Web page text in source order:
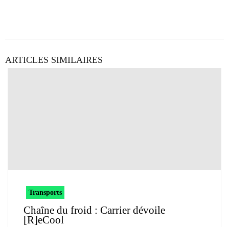
ARTICLES SIMILAIRES
Transports
Chaîne du froid : Carrier dévoile
[R]eCool